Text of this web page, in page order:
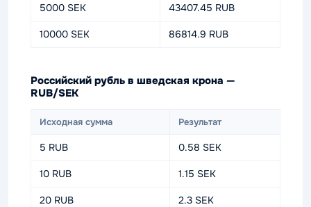
5000 SEK 43407.45 RUB
10000 SEK 86814.9 RUB
Российский рубль в шведская крона —
RUB/SEK
Исходная сумма Результат
5 RUB 0.58 SEK
10 RUB 1.15 SEK
20 RUB 2.3 SEK